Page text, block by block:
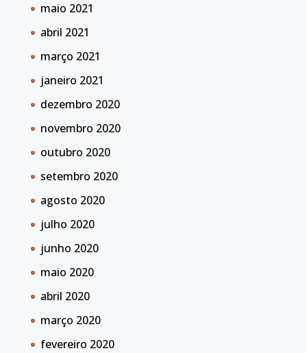
maio 2021
abril 2021
março 2021
janeiro 2021
dezembro 2020
novembro 2020
outubro 2020
setembro 2020
agosto 2020
julho 2020
junho 2020
maio 2020
abril 2020
março 2020
fevereiro 2020